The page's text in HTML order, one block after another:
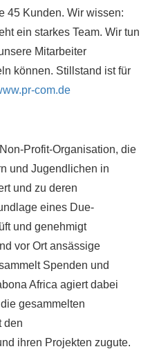
45 Kunden. Wir wissen:
ein starkes Team. Wir tun
Mitarbeiter
können. Stillstand ist für
com.de
Profit-Organisation, die
und Jugendlichen in
und zu deren
eines Due-
und genehmigt
vor Ort ansässige
Spenden und
Africa agiert dabei
gesammelten
den
ihren Projekten zugute.